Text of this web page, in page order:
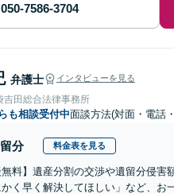
弁護士 インタビューを見る
吉田総合法律事務所
も相談受付中面談方法(対面・電話
分 料金表を見る
無料】遺産分割の交渉や遺留分侵
く早く解決してほしい」など、お